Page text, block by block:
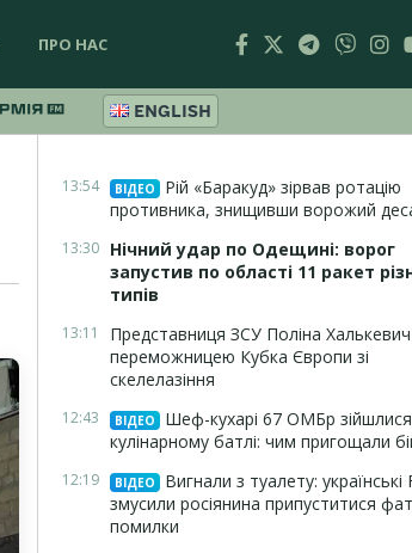
ПРО НАС
ENGLISH
13:54 ВІДЕО
Рій «Баракуд» зірвав ротацію
противника, знищивши ворожий
13:30 Нічний удар по Одещині: ворог
запустив по області 11 ракет
типів
13:11
Представниця ЗСУ Поліна
переможницею Кубка Європи зі
скелелазіння
12:43 ВІДЕО
Шеф-кухарі 67 ОМБр
кулінарному батлі: чим пригощали
12:19 ВІДЕО
Вигнали з туалету: українські
змусили росіянина припуститися
помилки